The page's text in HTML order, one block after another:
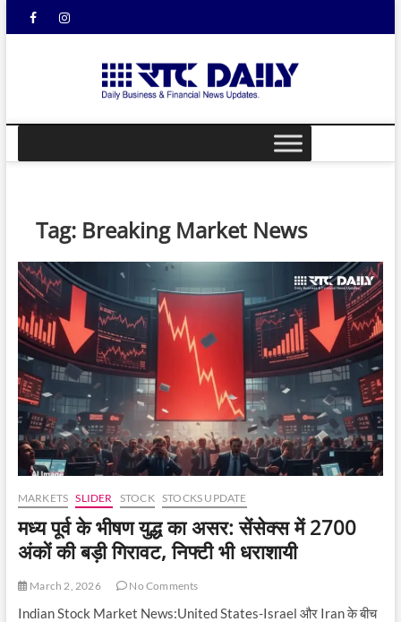
FacebookInstagram
DAILY
Tag: Breaking Market News
MARKETS SLIDER STOCK STOCKS UPDATE
मध्य पूर्व के भीषण युद्ध का असर: सेंसेक्स में 2700
अंकों की बड़ी गिरावट, निफ्टी भी धराशायी
March 2, 2026 No Comments
Indian Stock Market News:United States-Israel और Iran के बीच